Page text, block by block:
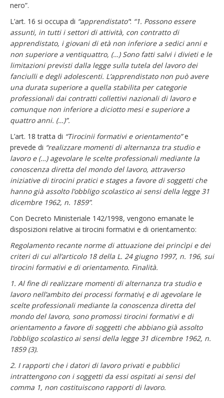
nero”.
L’art. 16 si occupa di “apprendistato”: “1. Possono essere
assunti, in tutti i settori di attività, con contratto di
apprendistato, i giovani di età non inferiore a sedici anni e
non superiore a ventiquattro, (…) Sono fatti salvi i divieti e le
limitazioni previsti dalla legge sulla tutela del lavoro dei
fanciulli e degli adolescenti. L’apprendistato non può avere
una durata superiore a quella stabilita per categorie
professionali dai contratti collettivi nazionali di lavoro e
comunque non inferiore a diciotto mesi e superiore a
quattro anni. (…)”.
L’art. 18 tratta di “Tirocinii formativi e orientamento”e
prevede di “realizzare momenti di alternanza tra studio e
lavoro e (…) agevolare le scelte professionali mediante la
conoscenza diretta del mondo del lavoro, attraverso
iniziative di tirocini pratici e stages a favore di soggetti che
hanno già assolto l’obbligo scolastico ai sensi della legge 31
dicembre 1962, n. 1859”.
Con Decreto Ministeriale 142/1998, vengono emanate le
disposizioni relative ai tirocini formativi e di orientamento:
Regolamento recante norme di attuazione dei princìpi e dei
criteri di cui all’articolo 18 della L. 24 giugno 1997, n. 196, sui
tirocini formativi e di orientamento. Finalità.
1. Al fine di realizzare momenti di alternanza tra studio e
lavoro nell’ambito dei processi formativie di agevolare le
scelte professionali mediante la conoscenza diretta del
mondo del lavoro, sono promossi tirocini formativi e di
orientamento a favore di soggetti che abbiano già assolto
l’obbligo scolastico ai sensi della legge 31 dicembre 1962, n.
1859 (3).
2. I rapporti che i datori di lavoro privati e pubblici
intrattengono con i soggetti da essi ospitati ai sensi del
comma 1, non costituiscono rapporti di lavoro.